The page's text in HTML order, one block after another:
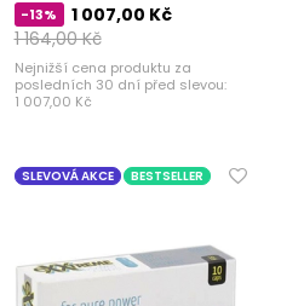
-13%
1 164,00 Kč
1 007,00 Kč
Nejnižší cena produktu za
posledních 30 dní před slevou:
1 007,00 Kč
SLEVOVÁ AKCE BESTSELLER